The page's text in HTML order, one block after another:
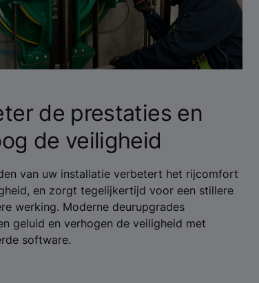
de prestaties en
de veiligheid
van uw installatie verbetert het rijcomfort
en zorgt tegelijkertijd voor een stillere
werking. Moderne deurupgrades
geluid en verhogen de veiligheid met
software.